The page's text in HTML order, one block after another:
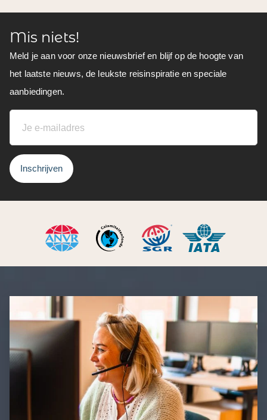
Mis niets!
Meld je aan voor onze nieuwsbrief en blijf op de hoogte van
het laatste nieuws, de leukste reisinspiratie en speciale
aanbiedingen.
Inschrijven